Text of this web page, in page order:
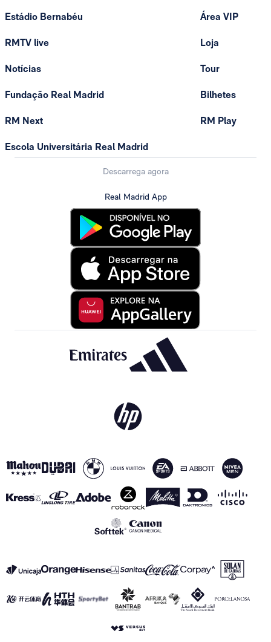
Estádio Bernabéu
RMTV live
Notícias
Fundação Real Madrid
RM Next
Escola Universitária Real Madrid
Área VIP
Loja
Tour
Bilhetes
RM Play
Descarrega agora
Real Madrid App